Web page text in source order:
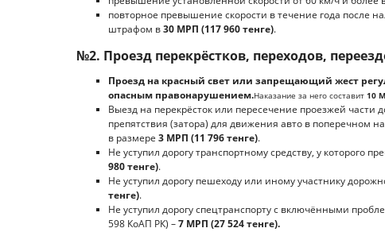
повторное превышение скорости в течение года после
штрафом в30 МРП (117 960 тенге).
№2. Проезд перекрёстков, переходов,
Проезд на красный свет или запрещающий жест
опасным правонарушением.Наказание за него составит 10
Выезд на перекрёсток или пересечение проезжей части
препятствия (затора) для движения авто в
в размере 3 МРП (11 796 тенге).
Не уступил дорогу транспортному средству, у которого
980 тенге).
Не уступил дорогу пешеходу или иному участнику
тенге).
Не уступил дорогу спецтранспорту с включёнными
598 КоАП РК) –7 МРП (27 524 тенге).